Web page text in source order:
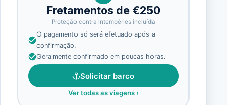
Fretamentos de €250
Proteção contra intempéries incluída
O pagamento só será efetuado após a
confirmação.
Geralmente confirmado em poucas horas.
Solicitar barco
Ver todas as viagens›